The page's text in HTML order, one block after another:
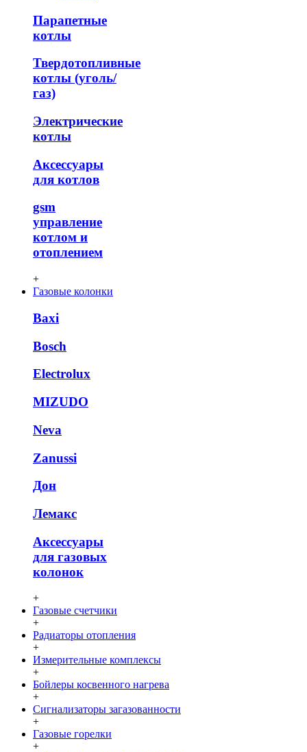
Парапетные
котлы
Твердотопливные
котлы (уголь/
газ)
Электрические
котлы
Аксессуары
для котлов
gsm
управление
котлом и
отоплением
+
Газовые колонки
Baxi
Bosch
Electrolux
MIZUDO
Neva
Zanussi
Дон
Лемакс
Аксессуары
для газовых
колонок
+
Газовые счетчики
+
Радиаторы отопления
+
Измерительные комплексы
+
Бойлеры косвенного нагрева
+
Сигнализаторы загазованности
+
Газовые горелки
+